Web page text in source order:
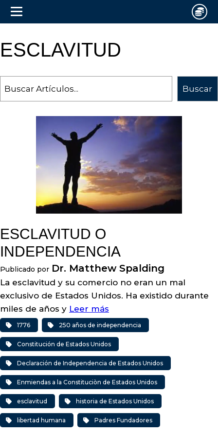
ESCLAVITUD
Buscar
ESCLAVITUD O
INDEPENDENCIA
Publicado por Dr. Matthew Spalding
La esclavitud y su comercio no eran un mal
exclusivo de Estados Unidos. Ha existido durante
miles de años y Leer más
1776 250 años de independencia
Constitución de Estados Unidos
Declaración de Independencia de Estados Unidos
Enmiendas a la Constituciòn de Estados Unidos
esclavitud historia de Estados Unidos
libertad humana Padres Fundadores